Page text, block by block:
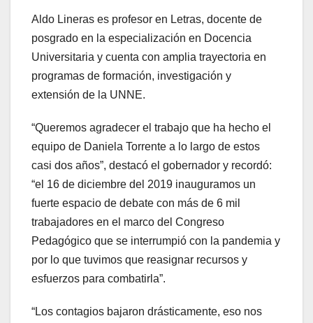
Aldo Lineras es profesor en Letras, docente de
posgrado en la especialización en Docencia
Universitaria y cuenta con amplia trayectoria en
programas de formación, investigación y
extensión de la UNNE.
“Queremos agradecer el trabajo que ha hecho el
equipo de Daniela Torrente a lo largo de estos
casi dos años”, destacó el gobernador y recordó:
“el 16 de diciembre del 2019 inauguramos un
fuerte espacio de debate con más de 6 mil
trabajadores en el marco del Congreso
Pedagógico que se interrumpió con la pandemia y
por lo que tuvimos que reasignar recursos y
esfuerzos para combatirla”.
“Los contagios bajaron drásticamente, eso nos